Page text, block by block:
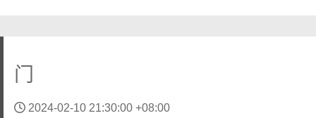
门
2024-02-10 21:30:00 +08:00